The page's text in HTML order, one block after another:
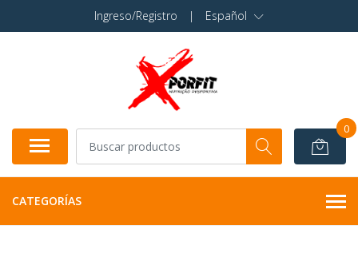
Ingreso/Registro | Español
0
CATEGORÍAS